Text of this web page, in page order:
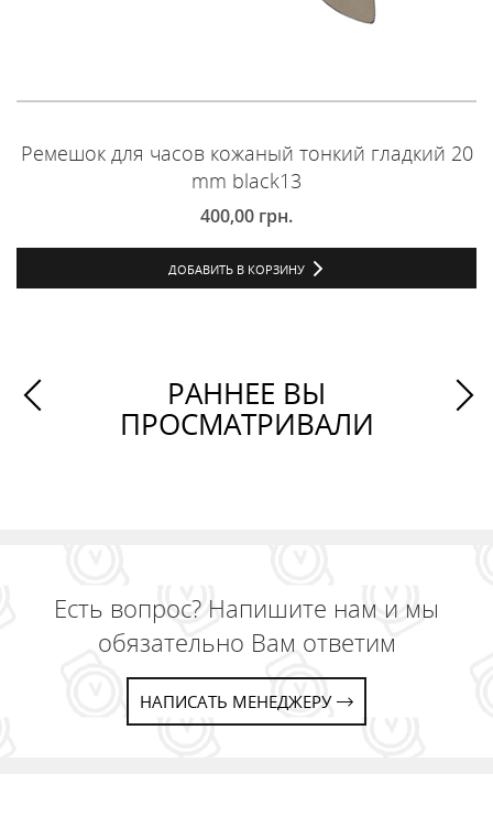
Ремешок для часов кожаный тонкий гладкий 20
mm black13
400,00 грн.
ДОБАВИТЬ В КОРЗИНУ
РАННЕЕ ВЫ
ПРОСМАТРИВАЛИ
Есть вопрос? Напишите нам и мы
обязательно Вам ответим
НАПИСАТЬ МЕНЕДЖЕРУ